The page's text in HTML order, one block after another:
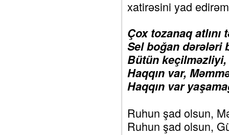
xatirəsini yad
Çox tozanaq atlını
Sel boğan dərələri
Bütün keçilməzliyi,
Haqqın var,
Haqqın var
Ruhun şad olsun,
Ruhun şad olsun,